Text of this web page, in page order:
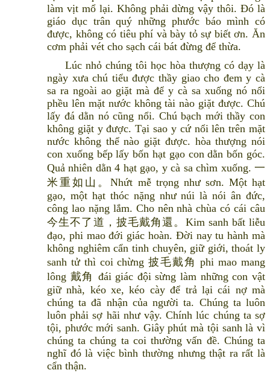
làm vịt mổ lại. Không phải dừng vậy thôi. Đó là
giáo dục trân quý những phước báo mình có
được, không có tiêu phí và bày tỏ sự biết ơn. Ăn
cơm phải vét cho sạch cái bát đừng để thừa.
Lúc nhỏ chúng tôi học hòa thượng có dạy là
ngày xưa chú tiểu được thầy giao cho đem y cà
sa ra ngoài ao giặt mà để y cà sa xuống nó nổi
phều lên mặt nước không tài nào giặt được. Chú
lấy đá dằn nó cũng nổi. Chú bạch mới thầy con
không giặt y được. Tại sao y cứ nổi lên trên mặt
nước không thể nào giặt được. hòa thượng nói
con xuống bếp lấy bốn hạt gạo con dằn bốn góc.
Quả nhiên dằn 4 hạt gạo, y cà sa chìm xuống. 一
米重如山。Nhứt mễ trọng như sơn. Một hạt
gạo, một hạt thóc nặng như núi là nói ân đức,
công lao nặng lắm. Cho nên nhà chùa có cái câu
今生不了道，披毛戴角還。Kim sanh bất liễu
đạo, phi mao đới giác hoàn. Đời nay tu hành mà
không nghiêm cẩn tinh chuyên, giữ giới, thoát ly
sanh tử thì coi chừng 披毛戴角 phi mao mang
lông 戴角 đái giác đội sừng làm những con vật
giữ nhà, kéo xe, kéo cày để trả lại cái nợ mà
chúng ta đã nhận của người ta. Chúng ta luôn
luôn phải sợ hãi như vậy. Chính lúc chúng ta sợ
tội, phước mới sanh. Giây phút mà tội sanh là vì
chúng ta chúng ta coi thường vấn đề. Chúng ta
nghĩ đó là việc bình thường nhưng thật ra rất là
cẩn thận.